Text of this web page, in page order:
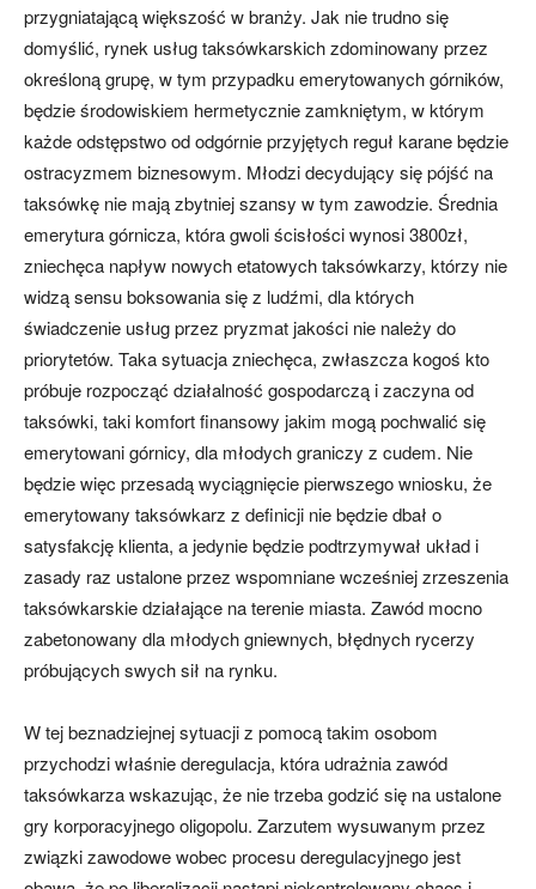
przygniatającą większość w branży. Jak nie trudno się
domyślić, rynek usług taksówkarskich zdominowany przez
określoną grupę, w tym przypadku emerytowanych górników,
będzie środowiskiem hermetycznie zamkniętym, w którym
każde odstępstwo od odgórnie przyjętych reguł karane będzie
ostracyzmem biznesowym. Młodzi decydujący się pójść na
taksówkę nie mają zbytniej szansy w tym zawodzie. Średnia
emerytura górnicza, która gwoli ścisłości wynosi 3800zł,
zniechęca napływ nowych etatowych taksówkarzy, którzy nie
widzą sensu boksowania się z ludźmi, dla których
świadczenie usług przez pryzmat jakości nie należy do
priorytetów. Taka sytuacja zniechęca, zwłaszcza kogoś kto
próbuje rozpocząć działalność gospodarczą i zaczyna od
taksówki, taki komfort finansowy jakim mogą pochwalić się
emerytowani górnicy, dla młodych graniczy z cudem. Nie
będzie więc przesadą wyciągnięcie pierwszego wniosku, że
emerytowany taksówkarz z definicji nie będzie dbał o
satysfakcję klienta, a jedynie będzie podtrzymywał układ i
zasady raz ustalone przez wspomniane wcześniej zrzeszenia
taksówkarskie działające na terenie miasta. Zawód mocno
zabetonowany dla młodych gniewnych, błędnych rycerzy
próbujących swych sił na rynku.
W tej beznadziejnej sytuacji z pomocą takim osobom
przychodzi właśnie deregulacja, która udrażnia zawód
taksówkarza wskazując, że nie trzeba godzić się na ustalone
gry korporacyjnego oligopolu. Zarzutem wysuwanym przez
związki zawodowe wobec procesu deregulacyjnego jest